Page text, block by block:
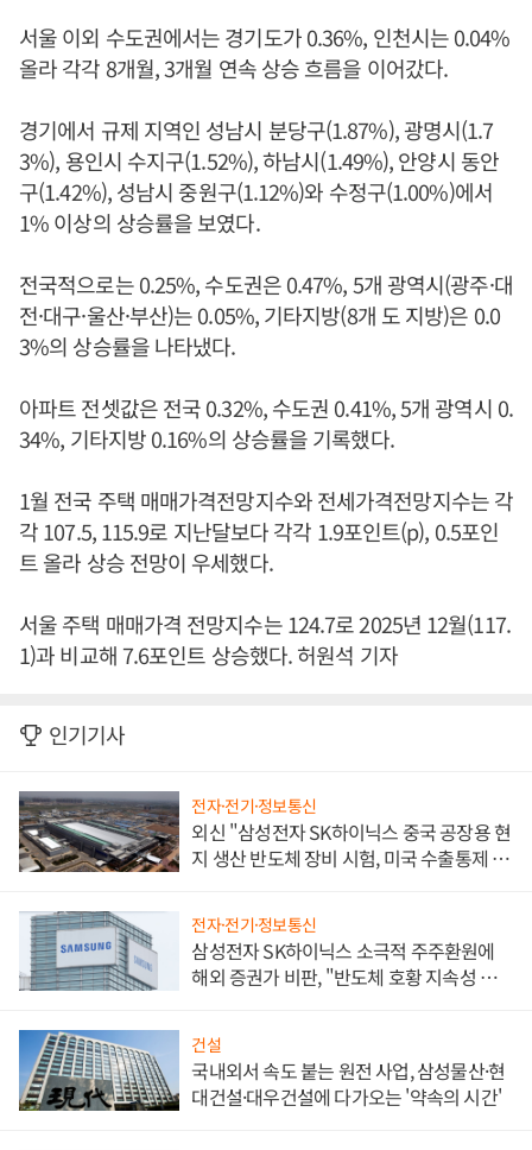
서울 이외 수도권에서는 경기도가 0.36%, 인천시는 0.04%
올라 각각 8개월, 3개월 연속 상승 흐름을 이어갔다.
경기에서 규제 지역인 성남시 분당구(1.87%), 광명시(1.7
3%), 용인시 수지구(1.52%), 하남시(1.49%), 안양시 동안
구(1.42%), 성남시 중원구(1.12%)와 수정구(1.00%)에서
1% 이상의 상승률을 보였다.
전국적으로는 0.25%, 수도권은 0.47%, 5개 광역시(광주·대
전·대구·울산·부산)는 0.05%, 기타지방(8개 도 지방)은 0.0
3%의 상승률을 나타냈다.
아파트 전셋값은 전국 0.32%, 수도권 0.41%, 5개 광역시 0.
34%, 기타지방 0.16%의 상승률을 기록했다.
1월 전국 주택 매매가격전망지수와 전세가격전망지수는 각
각 107.5, 115.9로 지난달보다 각각 1.9포인트(p), 0.5포인
트 올라 상승 전망이 우세했다.
서울 주택 매매가격 전망지수는 124.7로 2025년 12월(117.
1)과 비교해 7.6포인트 상승했다. 허원석 기자
인기기사
전자·전기·정보통신
외신 "삼성전자 SK하이닉스 중국 공장용 현
지 생산 반도체 장비 시험, 미국 수출통제 대
전자·전기·정보통신
삼성전자 SK하이닉스 소극적 주주환원에
해외 증권가 비판, "반도체 호황 지속성 의
건설
국내외서 속도 붙는 원전 사업, 삼성물산·현
대건설·대우건설에 다가오는 '약속의 시간'